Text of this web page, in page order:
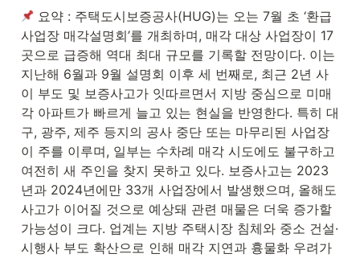
요약 : 주택도시보증공사(HUG)는 오는 7월 초 ‘환급
사업장 매각설명회’를 개최하며, 매각 대상 사업장이 17
곳으로 급증해 역대 최대 규모를 기록할 전망이다. 이는
지난해 6월과 9월 설명회 이후 세 번째로, 최근 2년 사
이 부도 및 보증사고가 잇따르면서 지방 중심으로 미매
각 아파트가 빠르게 늘고 있는 현실을 반영한다. 특히 대
구, 광주, 제주 등지의 공사 중단 또는 마무리된 사업장
이 주를 이루며, 일부는 수차례 매각 시도에도 불구하고
여전히 새 주인을 찾지 못하고 있다. 보증사고는 2023
년과 2024년에만 33개 사업장에서 발생했으며, 올해도
사고가 이어질 것으로 예상돼 관련 매물은 더욱 증가할
가능성이 크다. 업계는 지방 주택시장 침체와 중소 건설·
시행사 부도 확산으로 인해 매각 지연과 흉물화 우려가